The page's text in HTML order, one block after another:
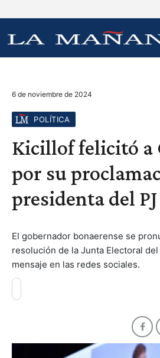
6 de noviembre de 2024
POLÍTICA
Kicillof felicitó a
por su
presidenta del PJ
El gobernador bonaerense se
resolución de la Junta Electoral
mensaje en las redes sociales.